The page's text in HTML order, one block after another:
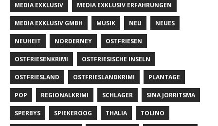
MEDIA EXKLUSIV MEDIA EXKLUSIV ERFAHRUNGEN
MEDIA EXKLUSIV GMBH MUSIK NEU NEUES
NEUHEIT NORDERNEY OSTFRIESEN
OSTFRIESENKRIMI OSTFRIESISCHE INSELN
OSTFRIESLAND OSTFRIESLANDKRIMI PLANTAGE
POP REGIONALKRIMI SCHLAGER SINA JORRITSMA
SPERBYS SPIEKEROOG THALIA TOLINO